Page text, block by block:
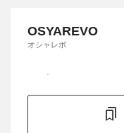
OSYAREVO
オシャレボ